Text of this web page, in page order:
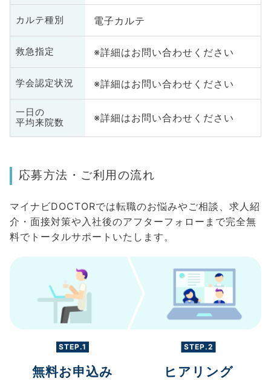
カルテ種別 電子カルテ
救急指定 ※詳細はお問い合わせください
学会認定状況 ※詳細はお問い合わせください
一日の
平均来院数
※詳細はお問い合わせください
応募方法・ご利用の流れ
マイナビDOCTORでは転職のお悩みやご相談、求人紹
介・面接対策や入社後のアフターフォローまで完全無
料でトータルサポートいたします。
STEP.1
無料お申込み
STEP.2
ヒアリング